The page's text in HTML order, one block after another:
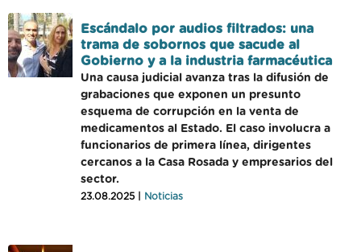
Escándalo por audios filtrados: una
trama de sobornos que sacude al
Gobierno y a la industria farmacéutica
Una causa judicial avanza tras la difusión de
grabaciones que exponen un presunto
esquema de corrupción en la venta de
medicamentos al Estado. El caso involucra a
funcionarios de primera línea, dirigentes
cercanos a la Casa Rosada y empresarios del
sector.
23.08.2025 | Noticias